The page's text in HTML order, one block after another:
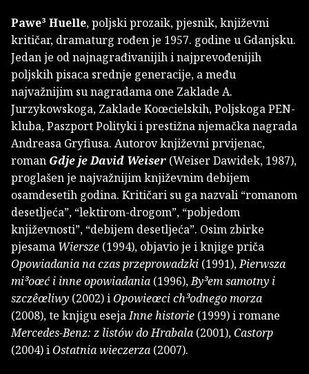
Pawe³ Huelle, poljski prozaik, pjesnik, književni
kritičar, dramaturg rođen je 1957. godine u Gdanjsku.
Jedan je od najnagrađivanijih i najprevođenijih
poljskih pisaca srednje generacije, a među
najvažnijim su nagradama one Zaklade A.
Jurzykowskoga, Zaklade Koœcielskih, Poljskoga PEN-
kluba, Paszport Polityki i prestižna njemačka nagrada
Andreasa Gryfiusa. Autorov književni prvijenac,
roman Gdje je David Weiser (Weiser Dawidek, 1987),
proglašen je najvažnijim književnim debijem
osamdesetih godina. Kritičari su ga nazvali “romanom
desetljeća”, “lektirom-drogom”, “pobjedom
književnosti”, “debijem desetljeća”. Osim zbirke
pjesama Wiersze (1994), objavio je i knjige priča
Opowiadania na czas przeprowadzki (1991),Pierwsza
mi³oœć i inne opowiadania (1996),By³em samotny i
szczêœliwy (2002) iOpowieœci ch³odnego morza
(2008), te knjigu esejaInne historie (1999) i romane
Mercedes-Benz: z listów do Hrabala (2001),Castorp
(2004) iOstatnia wieczerza (2007).